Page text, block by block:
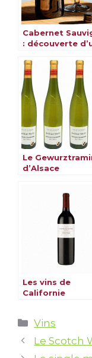
Cabernet
: découverte
emblématique
Le
d’Alsace
Les vins de
Californie
Catégories
Vins
Le Scotch